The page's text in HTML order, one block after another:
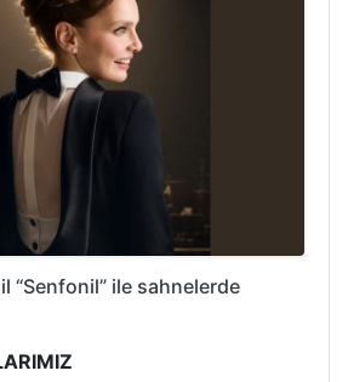
“Senfonil” ile sahnelerde